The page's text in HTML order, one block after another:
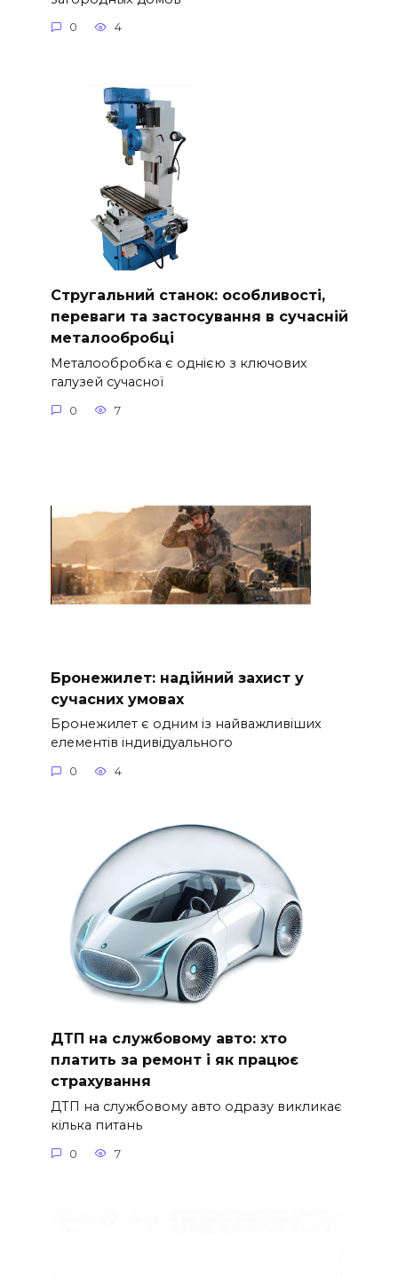
0 4
Стругальний станок: особливості,
переваги та застосування в сучасній
металообробці
Металообробка є однією з ключових
галузей сучасної
0 7
Бронежилет: надійний захист у
сучасних умовах
Бронежилет є одним із найважливіших
елементів індивідуального
0 4
ДТП на службовому авто: хто
платить за ремонт і як працює
страхування
ДТП на службовому авто одразу викликає
кілька питань
0 7